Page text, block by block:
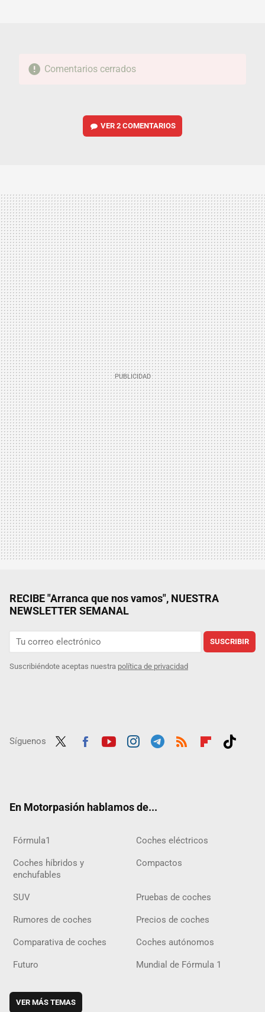
Comentarios cerrados
VER2 COMENTARIOS
RECIBE "Arranca que nos vamos", NUESTRA
NEWSLETTER SEMANAL
SUSCRIBIR
Suscribiéndote aceptas nuestra política de privacidad
Síguenos
En Motorpasión hablamos de...
Fórmula1 Coches eléctricos
Coches híbridos y
enchufables
Compactos
SUV Pruebas de coches
Rumores de coches Precios de coches
Comparativa de coches Coches autónomos
Futuro Mundial de Fórmula 1
VER MÁS TEMAS